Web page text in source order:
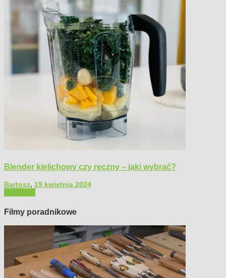
Blender kielichowy czy ręczny – jaki wybrać?
Bartosz, 19 kwietnia 2024
Filmy poradnikowe